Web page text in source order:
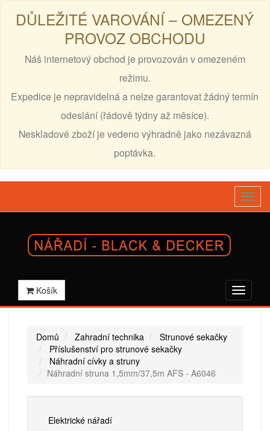
DŮLEŽITÉ VAROVÁNÍ – OMEZENÝ
PROVOZ OBCHODU
Náš internetový obchod je provozován v omezeném
režimu.
Expedice je nepravidelná a nelze garantovat žádný termín
odeslání (řádově týdny až měsíce).
Neskladové zboží je vedeno výhradně jako nezávazná
poptávka.
Košík
Domů Zahradní technika
Strunové sekačky
Příslušenství pro strunové sekačky
Náhradní cívky a struny
Náhradní struna 1,5mm/37,5m AFS - A6046
Elektrické nářadí